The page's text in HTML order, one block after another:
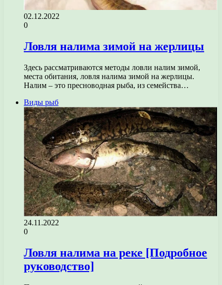
02.12.2022
0
Ловля налима зимой на жерлицы
Здесь рассматриваются методы ловли налим зимой,
места обитания, ловля налима зимой на жерлицы.
Налим – это пресноводная рыба, из семейства…
Виды рыб
24.11.2022
0
Ловля налима на реке [Подробное
руководство]